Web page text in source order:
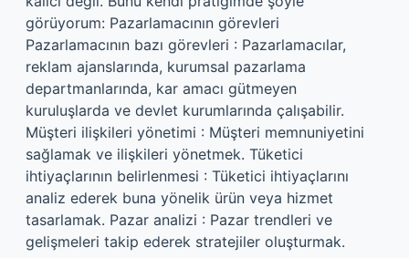
görüyorum: Pazarlamacının görevleri
Pazarlamacının bazı görevleri : Pazarlamacılar,
reklam ajanslarında, kurumsal pazarlama
departmanlarında, kar amacı gütmeyen
kuruluşlarda ve devlet kurumlarında çalışabilir.
Müşteri ilişkileri yönetimi : Müşteri memnuniyetini
sağlamak ve ilişkileri yönetmek. Tüketici
ihtiyaçlarının belirlenmesi : Tüketici ihtiyaçlarını
analiz ederek buna yönelik ürün veya hizmet
tasarlamak. Pazar analizi : Pazar trendleri ve
gelişmeleri takip ederek stratejiler oluşturmak.